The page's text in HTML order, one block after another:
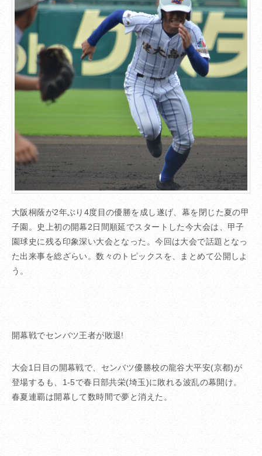
大阪桐蔭が2年ぶり4度目の優勝を成し遂げ、幕を閉じた夏の甲
子園。史上初の開幕2日間順延でスタートした今大会は、甲子
園球史に残る印象深い大会となった。今回は大会で話題となっ
た出来事を総ざらい。数々のトピックスを、まとめて公開しよ
う。
開幕戦でセンバツ王者が敗退!
大会1日目の開幕戦で、センバツ優勝校の龍谷大平安(京都)が
登場するも、1-5で春日部共栄(埼玉)に敗れる波乱の幕開け。
春夏連覇は開幕して数時間で夢と消えた。